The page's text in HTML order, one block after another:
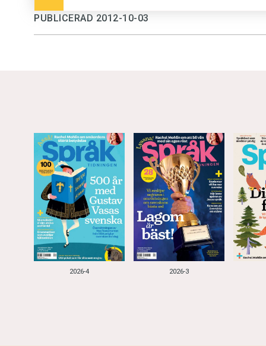
PUBLICERAD 2012-10-03
2026-4 2026-3